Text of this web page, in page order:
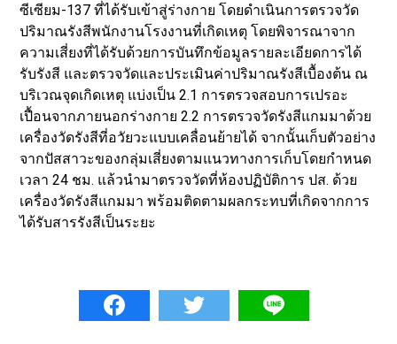
ซีเซียม-137 ที่ได้รับเข้าสู่ร่างกาย โดยดำเนินการตรวจวัด
ปริมาณรังสีพนักงานโรงงานที่เกิดเหตุ โดยพิจารณาจาก
ความเสี่ยงที่ได้รับด้วยการบันทึกข้อมูลรายละเอียดการได้
รับรังสี และตรวจวัดและประเมินค่าปริมาณรังสีเบื้องต้น ณ
บริเวณจุดเกิดเหตุ แบ่งเป็น 2.1 การตรวจสอบการเปรอะ
เปื้อนจากภายนอกร่างกาย 2.2 การตรวจวัดรังสีแกมมาด้วย
เครื่องวัดรังสีที่อวัยวะแบบเคลื่อนย้ายได้ จากนั้นเก็บตัวอย่าง
จากปัสสาวะของกลุ่มเสี่ยงตามแนวทางการเก็บโดยกำหนด
เวลา 24 ชม. แล้วนำมาตรวจวัดที่ห้องปฏิบัติการ ปส. ด้วย
เครื่องวัดรังสีแกมมา พร้อมติดตามผลกระทบที่เกิดจากการ
ได้รับสารรังสีเป็นระยะ